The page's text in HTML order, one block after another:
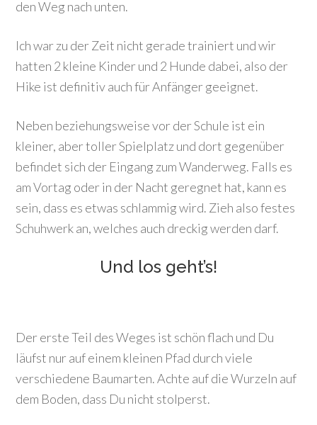
den Weg nach unten.
Ich war zu der Zeit nicht gerade trainiert und wir
hatten 2 kleine Kinder und 2 Hunde dabei, also der
Hike ist definitiv auch für Anfänger geeignet.
Neben beziehungsweise vor der Schule ist ein
kleiner, aber toller Spielplatz und dort gegenüber
befindet sich der Eingang zum Wanderweg. Falls es
am Vortag oder in der Nacht geregnet hat, kann es
sein, dass es etwas schlammig wird. Zieh also festes
Schuhwerk an, welches auch dreckig werden darf.
Und los geht’s!
Der erste Teil des Weges ist schön flach und Du
läufst nur auf einem kleinen Pfad durch viele
verschiedene Baumarten. Achte auf die Wurzeln auf
dem Boden, dass Du nicht stolperst.